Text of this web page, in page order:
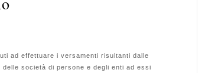
ad effettuare i versamenti risultanti dalle
società di persone e degli enti ad essi